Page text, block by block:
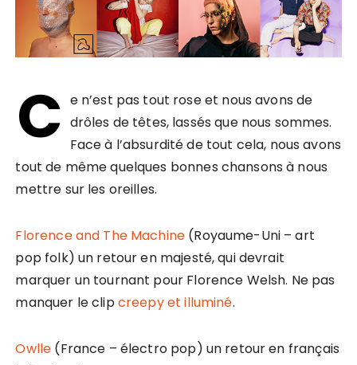
C e n’est pas tout rose et nous avons de
drôles de têtes, lassés que nous sommes.
Face à l’absurdité de tout cela, nous avons
tout de même quelques bonnes chansons à nous
mettre sur les oreilles.
Florence and The Machine (Royaume-Uni – art
pop folk) un retour en majesté, qui devrait
marquer un tournant pour Florence Welsh. Ne pas
manquer le clipcreepy et illuminé.
Owlle (France – électro pop) un retour en français